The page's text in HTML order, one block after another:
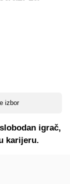
izbor
igrač,
karijeru.